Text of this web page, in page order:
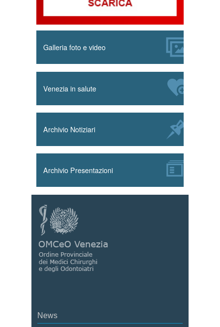
Galleria foto e video
Venezia in salute
Archivio Notiziari
Archivio Presentazioni
News